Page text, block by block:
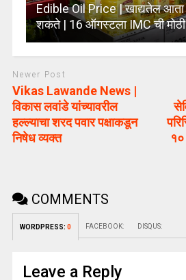
Edible Oil Price | खाद्यतेल
शकते | 16 ऑगस्टला IMC ची
Newer Post
Vikas Lawande News |
विकास लवांडे यांच्यावरील
हल्ल्याचा शरद पवार पक्षाकडून
निषेध व्यक्त
१०
COMMENTS
WORDPRESS: 0 FACEBOOK: DISQUS:
Leave a Reply